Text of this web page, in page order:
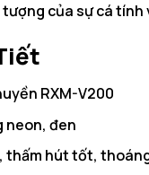
của sự cá
RXM-V200
neon, đen
thấm hút tốt,